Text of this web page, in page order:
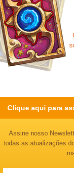
Clique aqui para
Assine nosso
todas as atualizações